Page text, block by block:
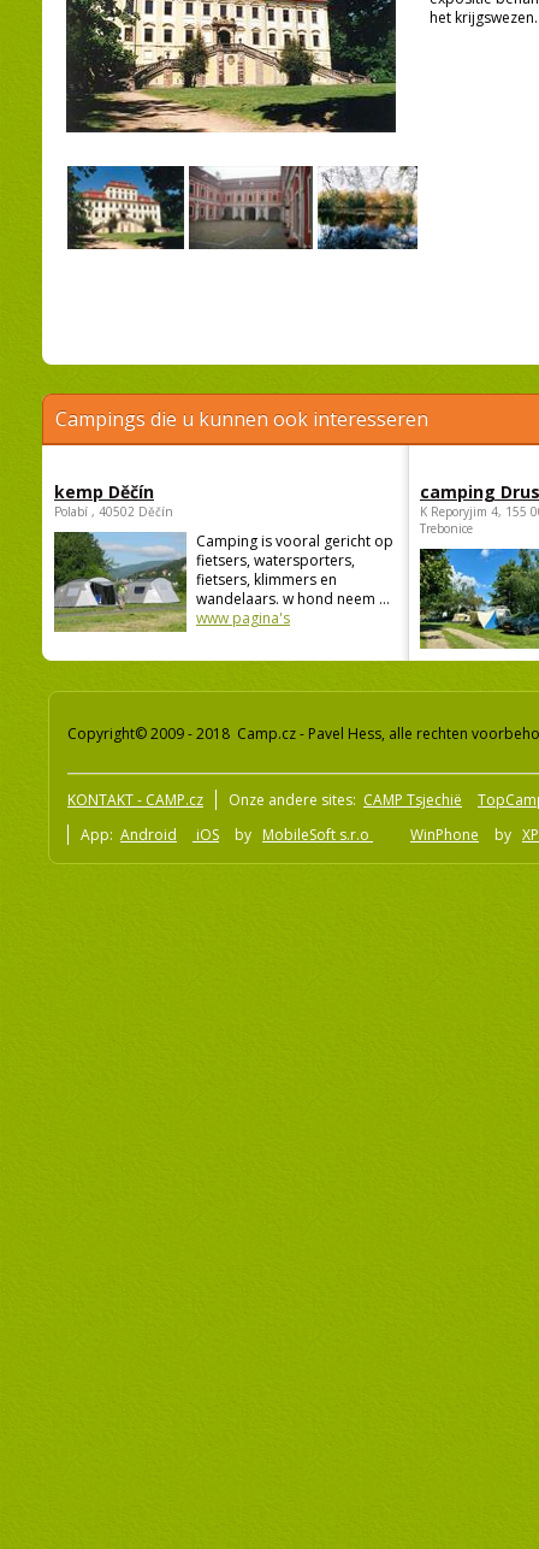
het
Campings die u kunnen ook interesseren
kemp Děčín
Polabí , 40502 Děčín
Camping is vooral gericht op
fietsers, watersporters,
fietsers, klimmers en
wandelaars. w hond neem ...
www pagina's
camping
K Reporyjim 4, 155
Trebonice
Copyright© 2009 - 2018 Camp.cz - Pavel Hess, alle rechten
KONTAKT - CAMP.cz Onze andere sites: CAMP Tsjechië
App: Android iOS by MobileSoft s.r.o WinPhone by